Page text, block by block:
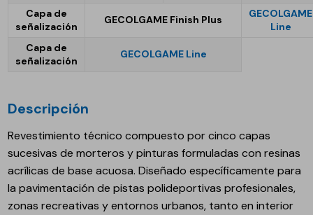
Capa de
señalización
GECOLGAME Finish Plus
GECOLGAME
Line
Capa de
señalización
GECOLGAME Line
Descripción
Revestimiento técnico compuesto por cinco capas
sucesivas de morteros y pinturas formuladas con resinas
acrílicas de base acuosa. Diseñado específicamente para
la pavimentación de pistas polideportivas profesionales,
zonas recreativas y entornos urbanos, tanto en interior